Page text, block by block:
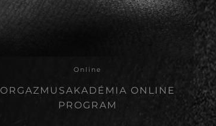
Online
ORGAZMUSAKADÉMIA ONLINE
PROGRAM